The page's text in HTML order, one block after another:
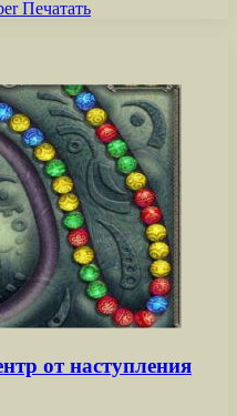
Печатать
от наступления